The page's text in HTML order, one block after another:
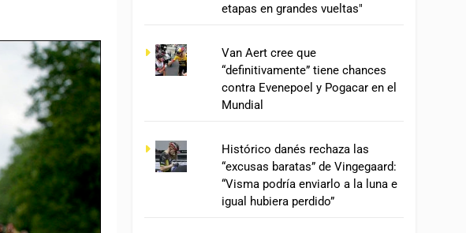
etapas en grandes vueltas"
Van Aert cree que
“definitivamente” tiene chances
contra Evenepoel y Pogacar en el
Mundial
Histórico danés rechaza las
“excusas baratas” de Vingegaard:
“Visma podría enviarlo a la luna e
igual hubiera perdido”